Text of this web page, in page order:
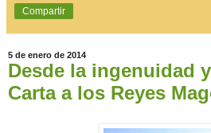
Compartir
5 de enero de 2014
Desde la ingenuidad
Carta a los Reyes